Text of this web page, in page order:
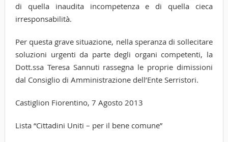
di quella inaudita incompetenza e di quella cieca
irresponsabilità.
Per questa grave situazione, nella speranza di sollecitare
soluzioni urgenti da parte degli organi competenti, la
Dott.ssa Teresa Sannuti rassegna le proprie dimissioni
dal Consiglio di Amministrazione dell’Ente Serristori.
Castiglion Fiorentino, 7 Agosto 2013
Lista “Cittadini Uniti – per il bene comune”